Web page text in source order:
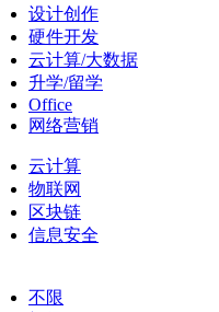
设计创作
硬件开发
云计算/大数据
升学/留学
Office
网络营销
云计算
物联网
区块链
信息安全
不限